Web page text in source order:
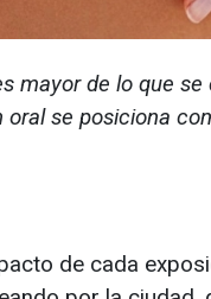
mayor de lo que
se posiciona
de cada